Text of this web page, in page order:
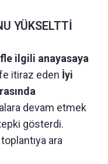
YÜKSELTTİ
ilgili anayasaya
itiraz eden İyi
devam etmek
gösterdi.
ara